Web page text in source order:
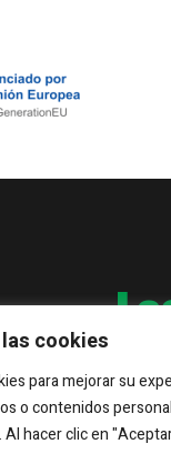
cookies
para mejorar su
o contenidos
hacer clic en
políticas
Aviso Legal